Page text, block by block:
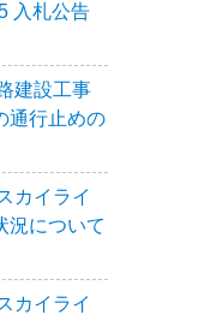
入札公告
建設工事
通行止めの
カイライ
について
カイライ